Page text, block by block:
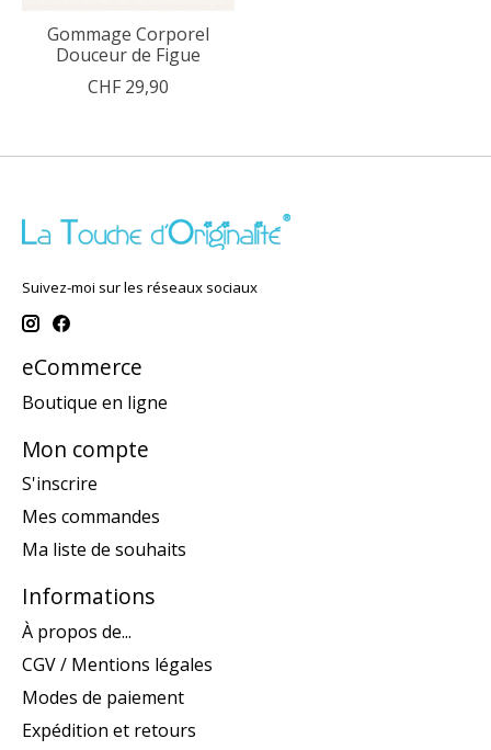
Gommage Corporel
Douceur de Figue
CHF 29,90
Suivez-moi sur les réseaux sociaux
eCommerce
Boutique en ligne
Mon compte
S'inscrire
Mes commandes
Ma liste de souhaits
Informations
À propos de...
CGV / Mentions légales
Modes de paiement
Expédition et retours